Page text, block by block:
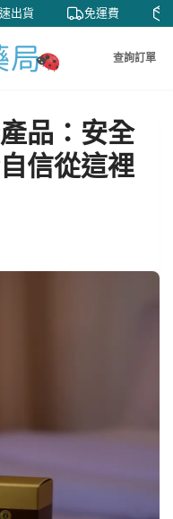
貨 免運費 私
查詢訂單
品：安全
信從這裡